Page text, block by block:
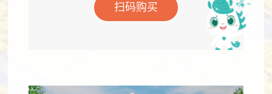
扫码购买